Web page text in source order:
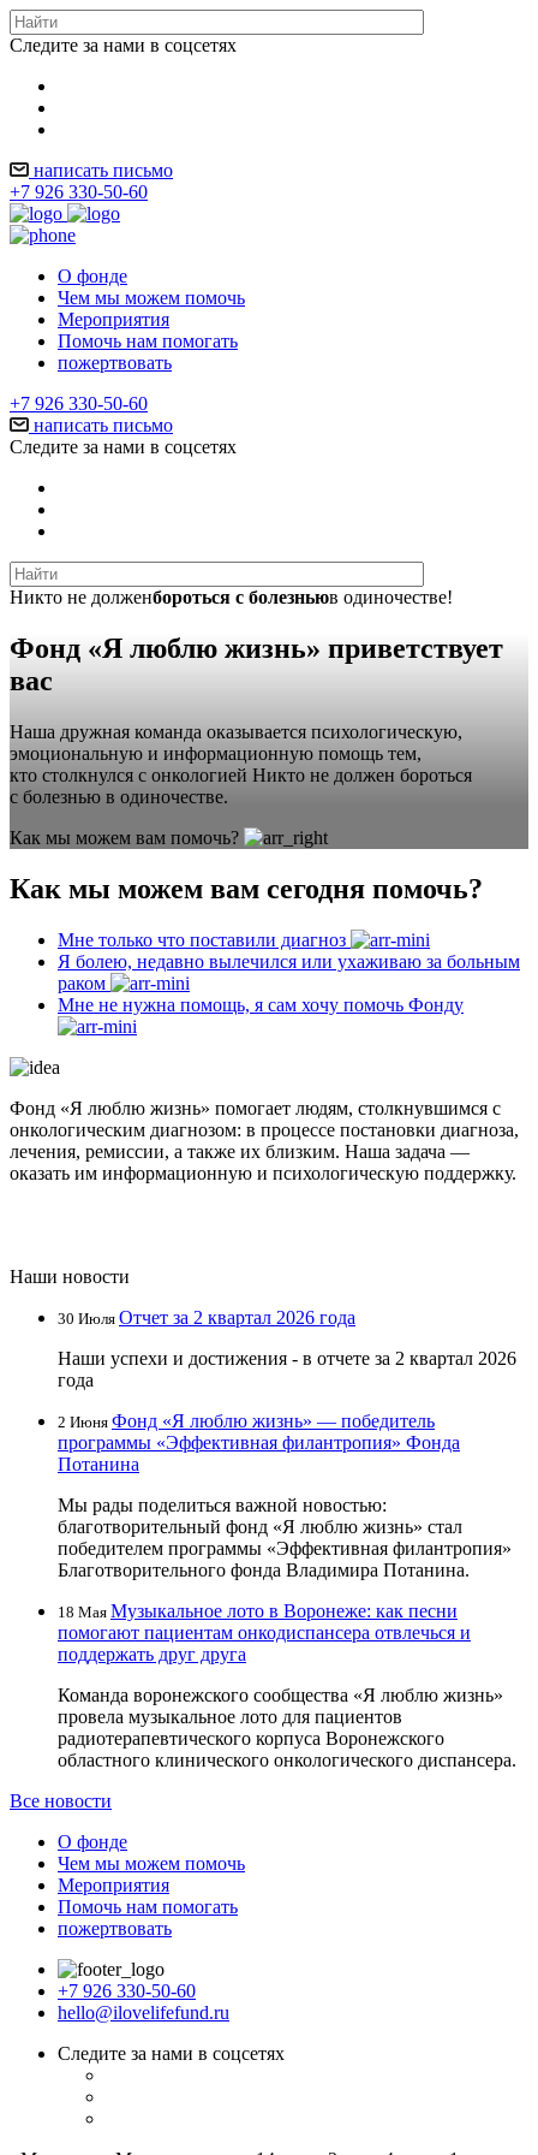
Следите за нами в соцсетях
написать письмо
+7 926 330-50-60
О фонде
Чем мы можем помочь
Мероприятия
Помочь нам помогать
пожертвовать
+7 926 330-50-60
написать письмо
Следите за нами в соцсетях
Никто не долженбороться с болезньюв одиночестве!
Фонд «Я люблю жизнь» приветствует
вас
Наша дружная команда оказывается психологическую,
эмоциональную и информационную помощь тем,
кто столкнулся с онкологией Никто не должен бороться
с болезнью в одиночестве.
Как мы можем вам помочь?
Как мы можем вам сегодня помочь?
Мне только что поставили диагноз
Я болею, недавно вылечился или ухаживаю за больным
раком
Мне не нужна помощь, я сам хочу помочь Фонду
Фонд «Я люблю жизнь» помогает людям, столкнувшимся с
онкологическим диагнозом: в процессе постановки диагноза,
лечения, ремиссии, а также их близким. Наша задача —
оказать им информационную и психологическую поддержку.
Наши новости
30 Июля Отчет за 2 квартал 2026 года
Наши успехи и достижения - в отчете за 2 квартал 2026
года
2 Июня Фонд «Я люблю жизнь» — победитель
программы «Эффективная филантропия» Фонда
Потанина
Мы рады поделиться важной новостью:
благотворительный фонд «Я люблю жизнь» стал
победителем программы «Эффективная филантропия»
Благотворительного фонда Владимира Потанина.
18 Мая Музыкальное лото в Воронеже: как песни
помогают пациентам онкодиспансера отвлечься и
поддержать друг друга
Команда воронежского сообщества «Я люблю жизнь»
провела музыкальное лото для пациентов
радиотерапевтического корпуса Воронежского
областного клинического онкологического диспансера.
Все новости
О фонде
Чем мы можем помочь
Мероприятия
Помочь нам помогать
пожертвовать
+7 926 330-50-60
hello@ilovelifefund.ru
Следите за нами в соцсетях